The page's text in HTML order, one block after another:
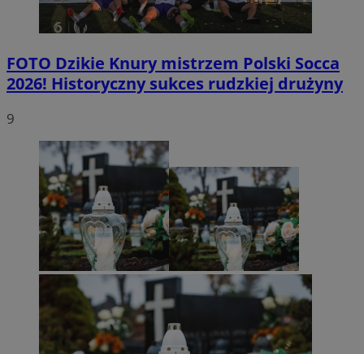
FOTO Dzikie Knury mistrzem Polski Socca
2026! Historyczny sukces rudzkiej drużyny
9